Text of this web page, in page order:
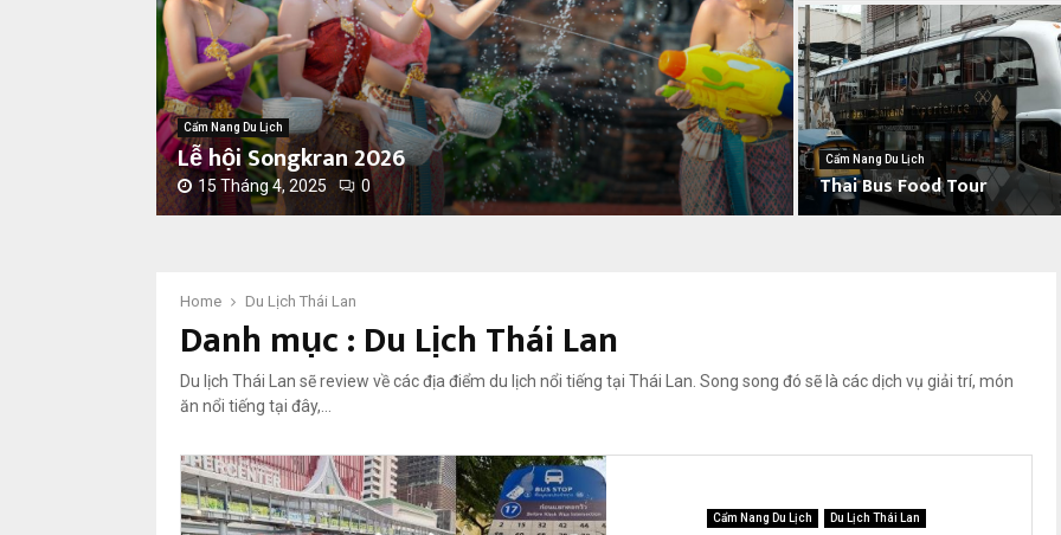
Cẩm Nang Du Lịch
Lễ hội Songkran 2026
15 Tháng 4, 2025 0
K
h
a
i
b
á
o
o
ư
k
i
s
o
Cẩm Nang Du Lịch
Thai Bus Food Tour
Home Du Lịch Thái Lan
Danh mục : Du Lịch Thái Lan
Du lịch Thái Lan sẽ review về các địa điểm du lịch nổi tiếng tại Thái Lan. Song song đó sẽ là các dịch vụ giải trí, món
ăn nổi tiếng tại đây,…
Cẩm Nang Du Lịch Du Lịch Thái Lan